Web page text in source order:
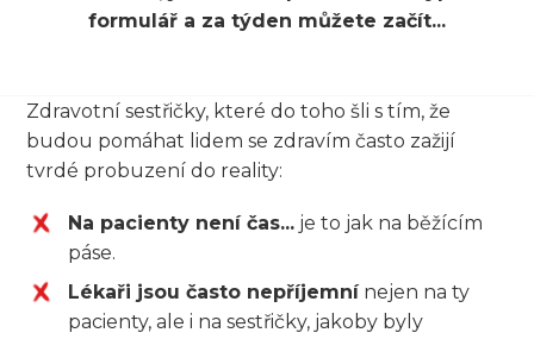
formulář a za týden můžete začít...
Zdravotní sestřičky, které do toho šli s tím, že
budou pomáhat lidem se zdravím často zažijí
tvrdé probuzení do reality:
Na pacienty není čas... je to jak na běžícím
páse.
Lékaři jsou často nepříjemnínejen na ty
pacienty, ale i na sestřičky, jakoby byly